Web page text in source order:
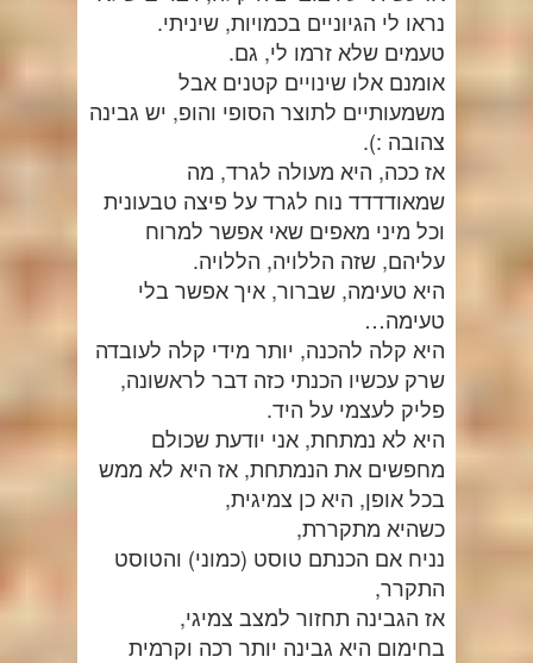
נראו לי הגיוניים בכמויות, שיניתי.
טעמים שלא זרמו לי, גם.
אומנם אלו שינויים קטנים אבל
משמעותיים לתוצר הסופי והופ, יש גבינה
צהובה :).
אז ככה, היא מעולה לגרד, מה
שמאודדדד נוח לגרד על פיצה טבעונית
וכל מיני מאפים שאי אפשר למרוח
עליהם, שזה הללויה, הללויה.
היא טעימה, שברור, איך אפשר בלי
טעימה…
היא קלה להכנה, יותר מידי קלה לעובדה
שרק עכשיו הכנתי כזה דבר לראשונה,
פליק לעצמי על היד.
היא לא נמתחת, אני יודעת שכולם
מחפשים את הנמתחת, אז היא לא ממש
בכל אופן, היא כן צמיגית,
כשהיא מתקררת,
נניח אם הכנתם טוסט (כמוני) והטוסט
התקרר,
אז הגבינה תחזור למצב צמיגי,
בחימום היא גבינה יותר רכה וקרמית